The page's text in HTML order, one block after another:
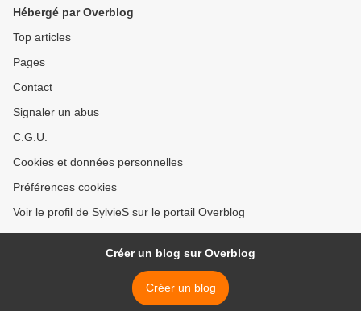
Hébergé par Overblog
Top articles
Pages
Contact
Signaler un abus
C.G.U.
Cookies et données personnelles
Préférences cookies
Voir le profil de SylvieS sur le portail Overblog
Créer un blog sur Overblog
Créer un blog